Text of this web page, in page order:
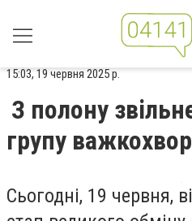
15:03, 19 червня 2025 р.
З полону
групу
Сьогодні, 19 червня,